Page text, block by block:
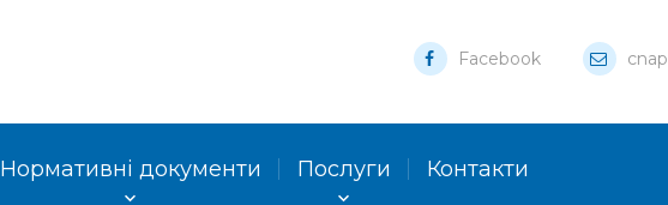
Facebook
Нормативні документи Послуги Контакти